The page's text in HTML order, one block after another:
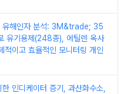
유해인자 분석: 3M&trade; 35
유기용제(248종), 에틸렌 옥사
적이고 효율적인 모니터링 개인
인디케이터 증기, 과산화수소,